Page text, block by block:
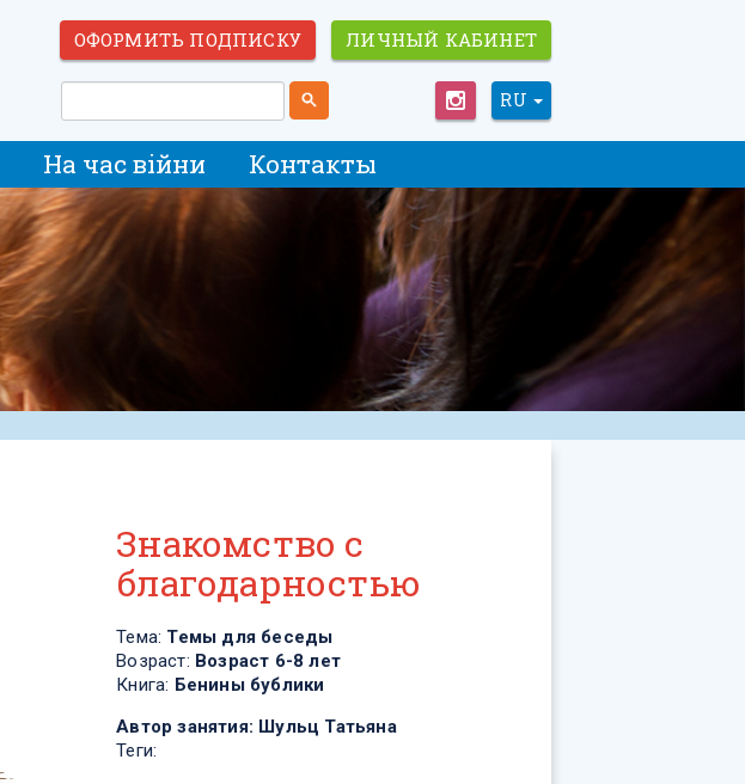
ОФОРМИТЬ ПОДПИСКУ ЛИЧНЫЙ КАБИНЕТ
RU
На час війни Контакты
Знакомство с
благодарностью
Тема: Темы для беседы
Возраст: Возраст 6-8 лет
Книга: Бенины бублики
Автор занятия: Шульц Татьяна
Теги: